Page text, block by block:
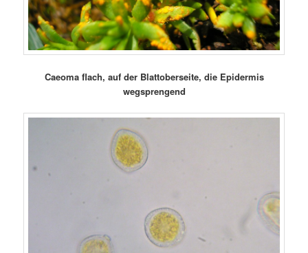
Caeoma flach, auf der Blattoberseite, die Epidermis
wegsprengend